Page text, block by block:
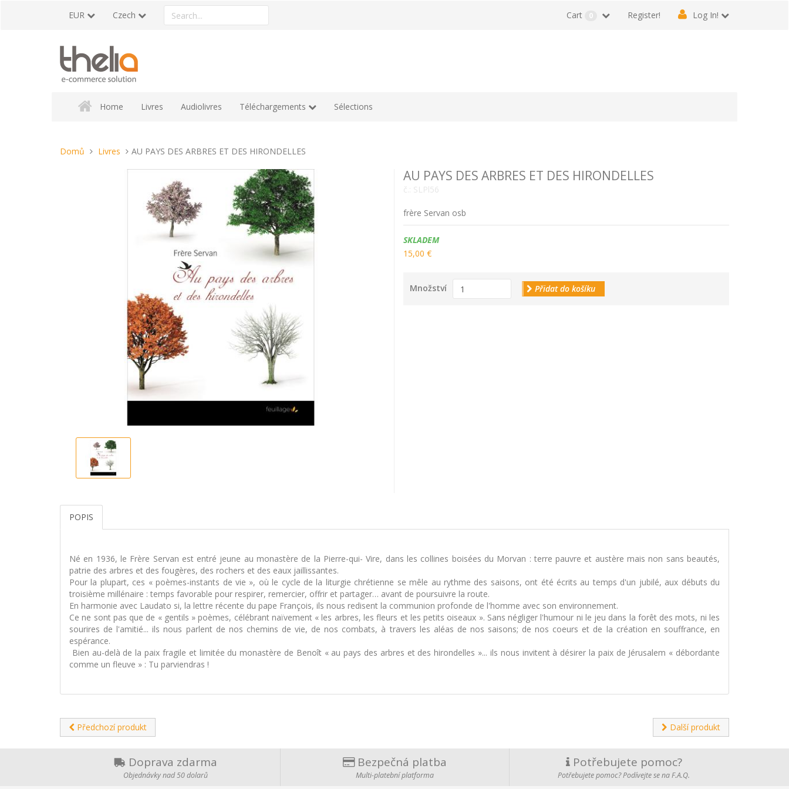
EUR Czech
Search
a
Register! Log In!
Cart 0
Home Livres Audiolivres Téléchargements Sélections
Nacházíte
Domů Livres AU PAYS DES ARBRES ET DES HIRONDELLES
AU PAYS DES ARBRES ET DES HIRONDELLES
č.: SLPl56
frère Servan osb
Dostupnost:
SKLADEM
15,00 €
Množství Přidat do košíku
POPIS
Né en 1936, le Frère Servan est entré jeune au monastère de la Pierre-qui- Vire, dans les collines boisées du Morvan : terre pauvre et austère mais non sans beautés,
patrie des arbres et des fougères, des rochers et des eaux jaillissantes.
Pour la plupart, ces « poèmes-instants de vie », où le cycle de la liturgie chrétienne se mêle au rythme des saisons, ont été écrits au temps d'un jubilé, aux débuts du
troisième millénaire : temps favorable pour respirer, remercier, offrir et partager… avant de poursuivre la route.
En harmonie avec Laudato si, la lettre récente du pape François, ils nous redisent la communion profonde de l'homme avec son environnement.
Ce ne sont pas que de « gentils » poèmes, célébrant naïvement « les arbres, les fleurs et les petits oiseaux ». Sans négliger l'humour ni le jeu dans la forêt des mots, ni les
sourires de l'amitié... ils nous parlent de nos chemins de vie, de nos combats, à travers les aléas de nos saisons; de nos coeurs et de la création en souffrance, en
espérance.
Bien au-delà de la paix fragile et limitée du monastère de Benoît « au pays des arbres et des hirondelles »... ils nous invitent à désirer la paix de Jérusalem « débordante
comme un fleuve » : Tu parviendras !
Předchozí produkt Další produkt
Doprava zdarma
Objednávky nad 50 dolarů
Bezpečná platba
Multi-platební platforma
Potřebujete pomoc?
Potřebujete pomoc? Podívejte se na F.A.Q.